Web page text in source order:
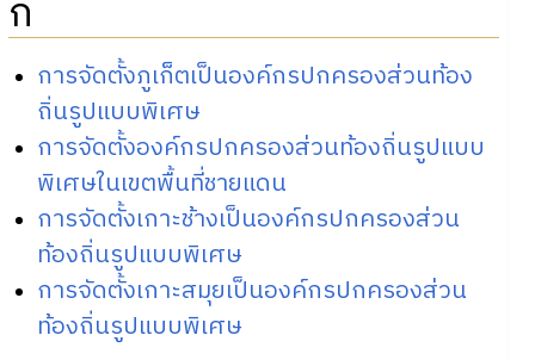
ก
การจัดตั้งภูเก็ตเป็นองค์กรปกครองส่วนท้อง
ถิ่นรูปแบบพิเศษ
การจัดตั้งองค์กรปกครองส่วนท้องถิ่นรูปแบบ
พิเศษในเขตพื้นที่ชายแดน
การจัดตั้งเกาะช้างเป็นองค์กรปกครองส่วน
ท้องถิ่นรูปแบบพิเศษ
การจัดตั้งเกาะสมุยเป็นองค์กรปกครองส่วน
ท้องถิ่นรูปแบบพิเศษ